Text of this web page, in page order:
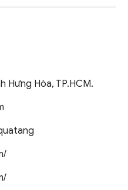
Hưng Hòa, TP.HCM.